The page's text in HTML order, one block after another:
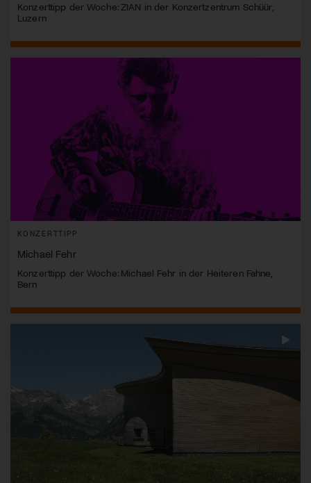
Konzerttipp der Woche: ZIAN in der Konzertzentrum Schüür,
Luzern
KONZERTTIPP
Michael Fehr
Konzerttipp der Woche: Michael Fehr in der Heiteren Fahne,
Bern